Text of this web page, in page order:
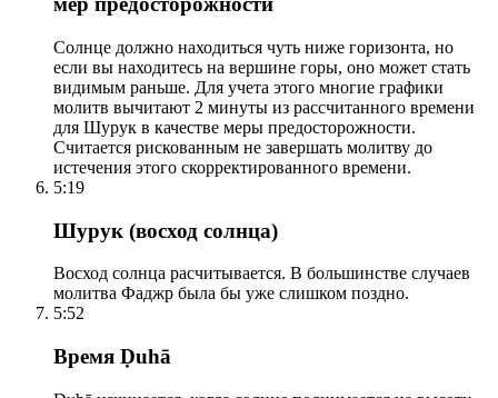
Солнце должно находиться чуть ниже горизонта, но
если вы находитесь на вершине горы, оно может стать
видимым раньше. Для учета этого многие графики
молитв вычитают 2 минуты из рассчитанного времени
для Шурук в качестве меры предосторожности.
Считается рискованным не завершать молитву до
истечения этого скорректированного времени.
5:19
Шурук (восход солнца)
Восход солнца расчитывается. В большинстве случаев
молитва Фаджр была бы уже слишком поздно.
5:52
Время Ḍuhā